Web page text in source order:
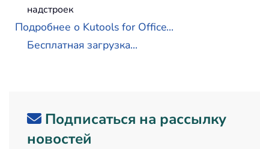
надстроек
Подробнее о Kutools for Office...
Бесплатная загрузка...
Подписаться на рассылку
новостей